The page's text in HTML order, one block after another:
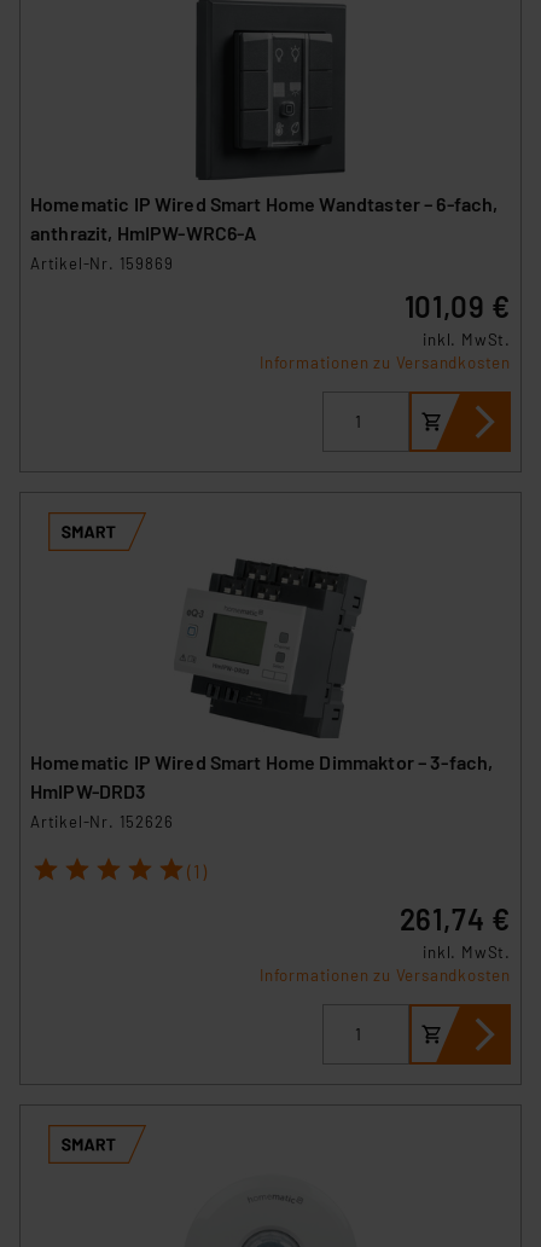
Homematic IP Wired Smart Home Wandtaster – 6-fach,
anthrazit, HmIPW-WRC6-A
Artikel-Nr. 159869
101,09 €
inkl. MwSt.
Informationen zu Versandkosten
Homematic IP Wired Smart Home Dimmaktor – 3-fach,
HmIPW-DRD3
Artikel-Nr. 152626
1 2 3 4 5 (1)
261,74 €
inkl. MwSt.
Informationen zu Versandkosten